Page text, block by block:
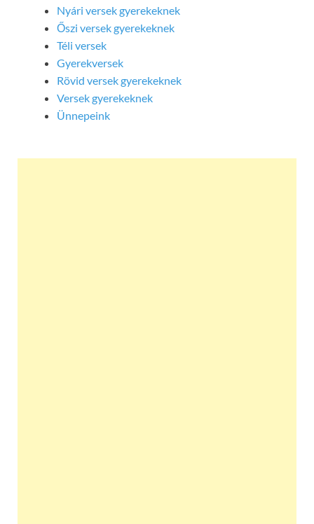
Nyári versek gyerekeknek
Őszi versek gyerekeknek
Téli versek
Gyerekversek
Rövid versek gyerekeknek
Versek gyerekeknek
Ünnepeink